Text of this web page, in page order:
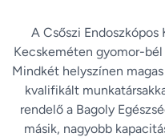
A Csőszi
Kecskeméten gyomor-
Mindkét helyszínen
kvalifikált
rendelő a Bagoly
másik, nagyobb